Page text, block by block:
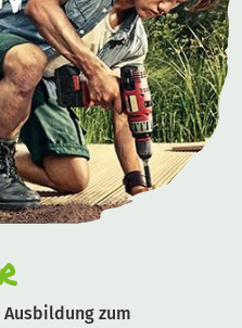
zum